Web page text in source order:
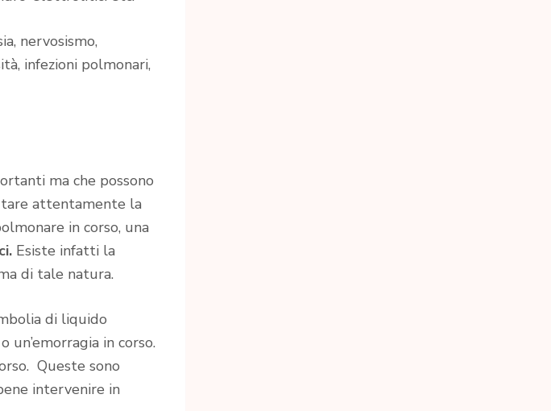
nervosismo,
infezioni polmonari,
ma che possono
attentamente la
in corso, una
Esiste infatti la
di tale natura.
di liquido
in corso.
Queste sono
intervenire in